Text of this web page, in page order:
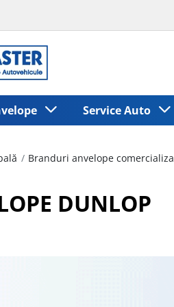
Service Auto
Branduri anvelope
DUNLOP